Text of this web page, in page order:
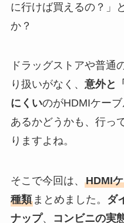
に行けば買えるの？」
か？
ドラッグストアや普通
り扱いがなく、 意外と「
にくいのがHDMIケー
あるかどうかも、行っ
りますよね。
そこで今回は、 HDMI
種類まとめました。 ダ
ナップ、 コンビニの実